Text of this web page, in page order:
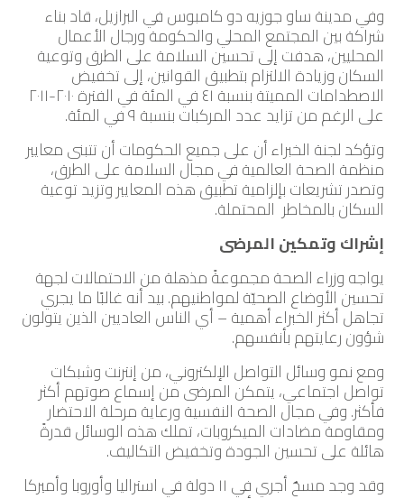
وفي مدينة ساو جوزيه دو كامبوس في البرازيل، قاد بناء
شراكة بين المجتمع المحلي والحكومة ورجال الأعمال
المحليين، هدفت إلى تحسين السلامة على الطرق وتوعية
السكان وزيادة الالتزام بتطبيق القوانين، إلى تخفيض
الاصطدامات المميتة بنسبة ٤١ في المئة في الفترة ٢٠١٠-٢٠١١
على الرغم من تزايد عدد المركبات بنسبة ٩ في المئة.
وتؤكد لجنة الخبراء أن على جميع الحكومات أن تتبنى معايير
منظمة الصحة العالمية في مجال السلامة على الطرق،
وتصدر تشريعات بإلزامية تطبيق هذه المعايير وتزيد توعية
السكان بالمخاطر المحتملة.
إشراك وتمكين المرضى
يواجه وزراء الصحة مجموعةً مذهلة من الاحتمالات لجهة
تحسين الأوضاع الصحيّة لمواطنيهم. بيد أنه غالبًا ما يجري
تجاهل أكثر الخبراء أهمية – أي الناس العاديين الذين يتولون
شؤون رعايتهم بأنفسهم.
ومع نمو وسائل التواصل الإلكتروني، من إنترنت وشبكات
تواصل اجتماعي، يتمكن المرضى من إسماع صوتهم أكثر
فأكثر. وفي مجال الصحة النفسية ورعاية مرحلة الاحتضار
ومقاومة مضادات الميكروبات، تملك هذه الوسائل قدرةً
هائلة على تحسين الجودة وتخفيض التكاليف.
وقد وجد مسحٌ أجري في ١١ دولة في استراليا وأوروبا وأميركا